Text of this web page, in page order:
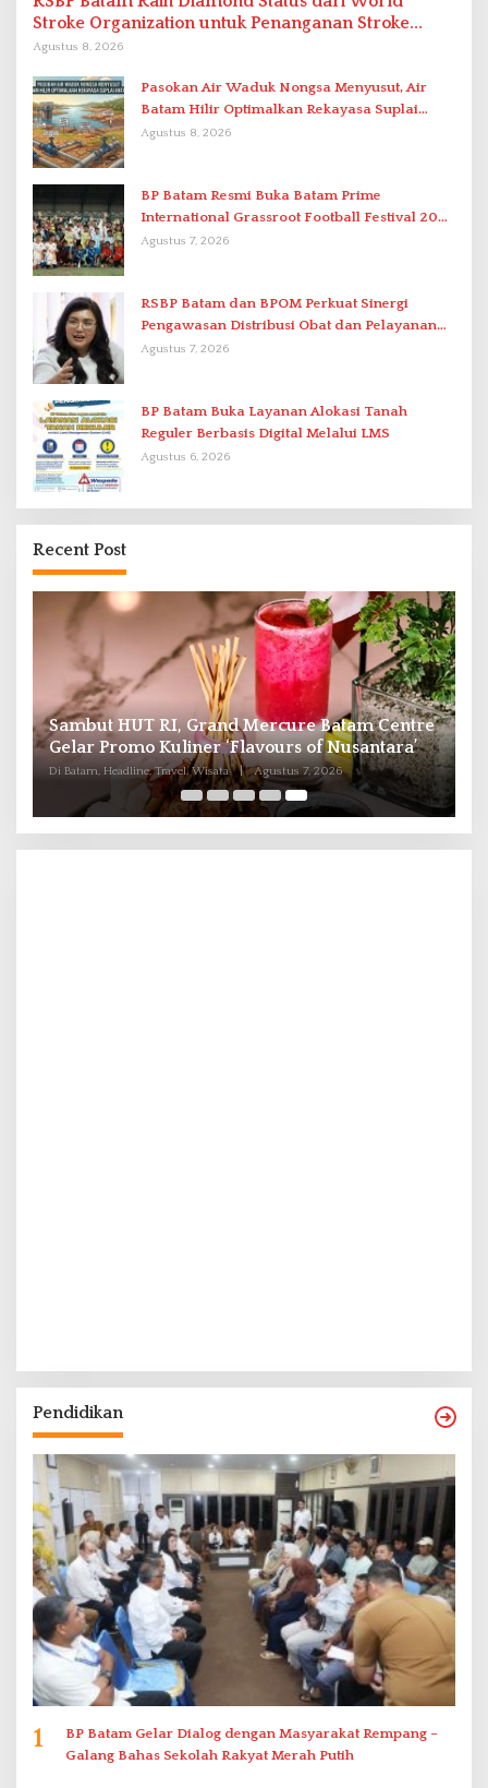
Stroke Organization untuk Penanganan Stroke
Berstandar Internasional
Agustus 8, 2026
Pasokan Air Waduk Nongsa Menyusut, Air
Batam Hilir Optimalkan Rekayasa Suplai
Antar-IPAM
Agustus 8, 2026
BP Batam Resmi Buka Batam Prime
International Grassroot Football Festival 2026
di Stadion Temenggung Abdul Jamal
Agustus 7, 2026
RSBP Batam dan BPOM Perkuat Sinergi
Pengawasan Distribusi Obat dan Pelayanan
Kefarmasian
Agustus 7, 2026
BP Batam Buka Layanan Alokasi Tanah
Reguler Berbasis Digital Melalui LMS
Agustus 6, 2026
Recent Post
Sambut HUT RI, Grand Mercure Batam Centre
Gelar Promo Kuliner ‘Flavours of Nusantara’
Di Batam, Headline, Travel, Wisata | Agustus 7, 2026
Pendidikan
1
BP Batam Gelar Dialog dengan Masyarakat Rempang –
Galang Bahas Sekolah Rakyat Merah Putih